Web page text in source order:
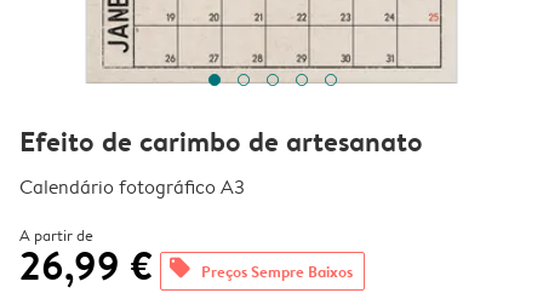
Efeito de carimbo de artesanato
Calendário fotográfico A3
A partir de
26,99 € offers Preços Sempre Baixos